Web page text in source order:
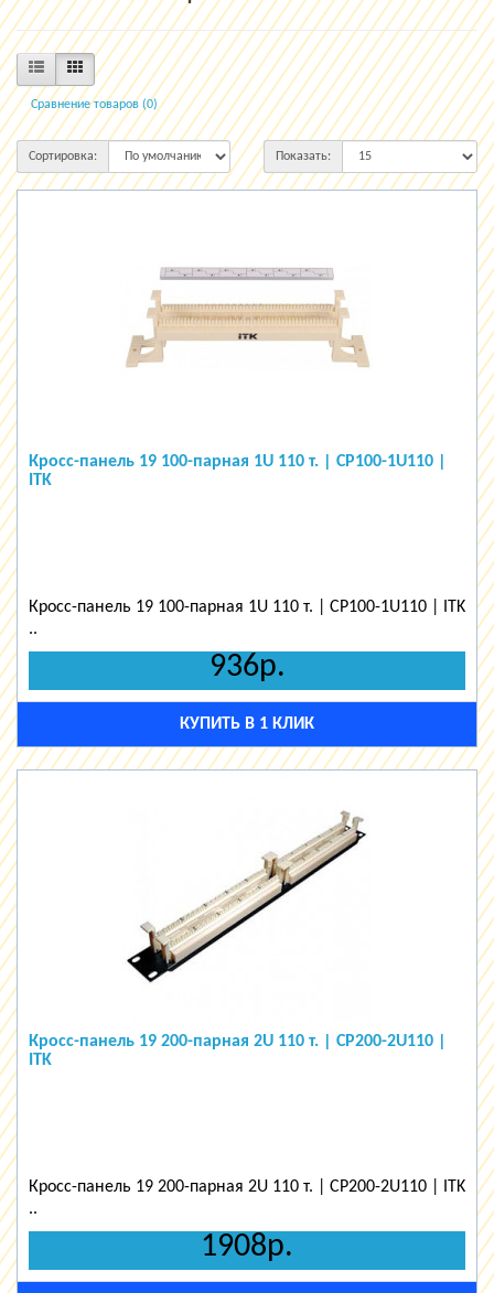
Сравнение товаров (0)
Сортировка: Показать:
Кросс-панель 19 100-парная 1U 110 т. | CP100-1U110 |
ITK
Кросс-панель 19 100-парная 1U 110 т. | CP100-1U110 | ITK
..
936р.
КУПИТЬ В 1 КЛИК
Кросс-панель 19 200-парная 2U 110 т. | CP200-2U110 |
ITK
Кросс-панель 19 200-парная 2U 110 т. | CP200-2U110 | ITK
..
1908р.